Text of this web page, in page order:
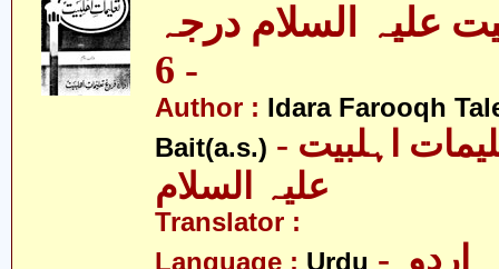
علیہ السلام درجہ
- 6
Author : Idara Farooqh
Bait(a.s.) - ادارہ فروغ تعلیمات اہلبیت
علیہ السلام
Translator :
Language : Urdu